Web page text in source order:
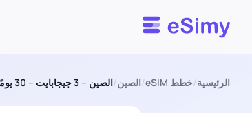
Esimy
الرئيسية/خطط eSIM /الصين/الصين – 3 جيجابايت – 30 يومًا